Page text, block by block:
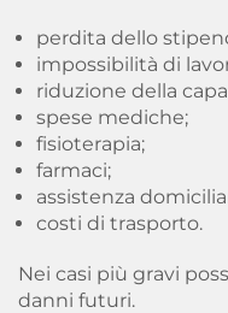
perdita dello
impossibilità di
riduzione della
spese mediche;
fisioterapia;
farmaci;
assistenza
costi di trasporto.
Nei casi più gravi
danni futuri.